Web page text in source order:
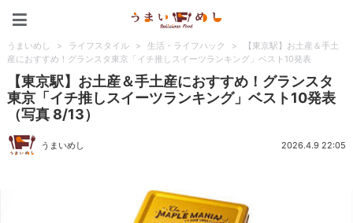
うまいめし > ライフスタイル > 生活・ライフハック >
【東京駅】お土産＆手土
産におすすめ！グランスタ東京「イチ推しスイーツランキング」ベスト10発表
【東京駅】お土産＆手土産におすすめ！グランスタ
東京「イチ推しスイーツランキング」ベスト10発表
（写真 8/13）
うまいめし 2026.4.9 22:05